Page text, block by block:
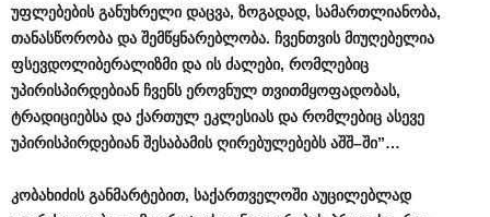
უფლებების განუხრელი დაცვა, ზოგადად, სამართლიანობა,
თანასწორობა და შემწყნარებლობა. ჩვენთვის მიუღებელია
ფსევდოლიბერალიზმი და ის ძალები, რომლებიც
უპირისპირდებიან ჩვენს ეროვნულ თვითმყოფადობას,
ტრადიციებსა და ქართულ ეკლესიას და რომლებიც ასევე
უპირისპირდებიან შესაბამის ღირებულებებს აშშ–ში”…
კობახიძის განმარტებით, საქართველოში აუცილებლად